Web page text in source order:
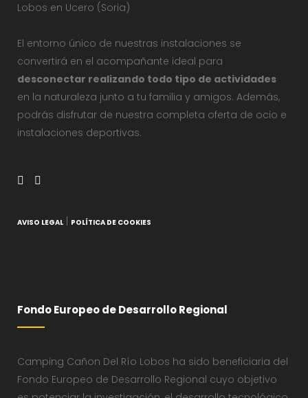
Lobos en Ucero (Soria)
El entorno único de nuestras instalaciones se
convertirá en el acompañante ideal para
desconectar realizando todo tipo de actividades
en la naturaleza junto a tu familia y amigos. Además,
podrás disfrutar de nuestra completa oferta de ocio e
instalaciones deportivas.
AVISO LEGAL POLÍTICA DE COOKIES
Fondo Europeo de Desarrollo Regional
Camping Cañon Del Río Lobos ha sido beneficiaria del
Fondo Europeo de Desarrollo Regional cuyo objetivo